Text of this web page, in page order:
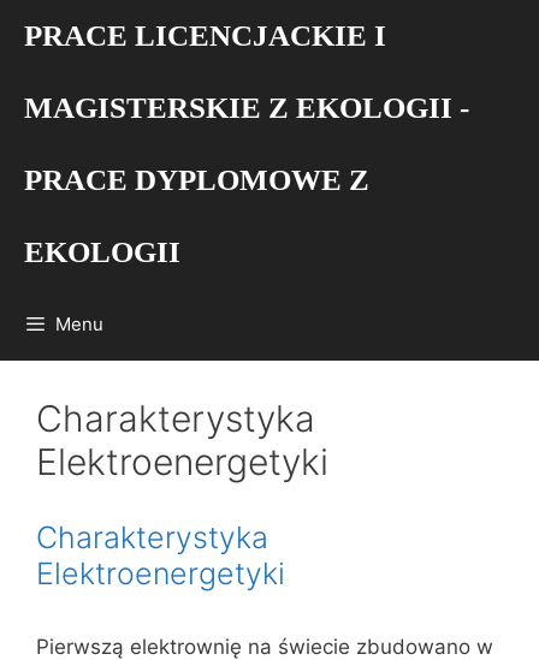
PRACE LICENCJACKIE I
MAGISTERSKIE Z EKOLOGII -
PRACE DYPLOMOWE Z
EKOLOGII
Menu
Charakterystyka
Elektroenergetyki
Charakterystyka
Elektroenergetyki
Pierwszą elektrownię na świecie zbudowano w